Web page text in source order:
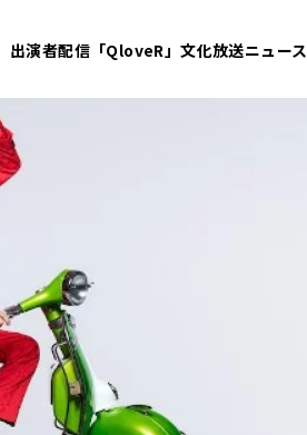
出演者配信「QloveR」文化放送ニュース